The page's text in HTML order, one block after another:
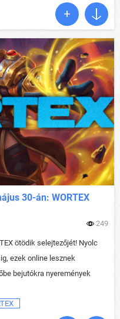
30-án: WORTEX
249
ötödik selejtezőjét! Nyolc
ezek online lesznek
bejutókra nyeremények